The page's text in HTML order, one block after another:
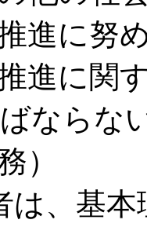
進に努
進に関
ならな
）
、基本